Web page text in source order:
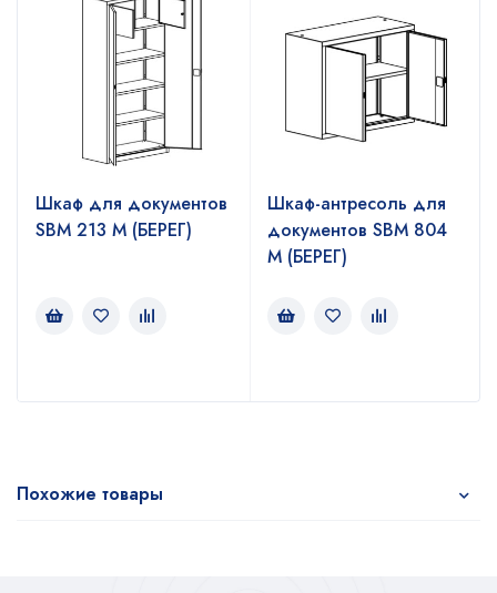
Шкаф для документов
SBM 213 M (БЕРЕГ)
Шкаф-антресоль для
документов SBM 804
M (БЕРЕГ)
Похожие товары